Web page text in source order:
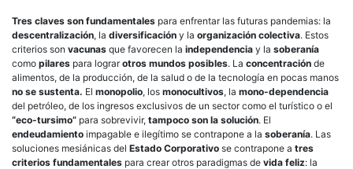
Tres claves son fundamentales para enfrentar las futuras pandemias: la
descentralización, la diversificación y la organización colectiva. Estos
criterios son vacunas que favorecen la independencia y la soberanía
como pilares para lograrotros mundos posibles. La concentración de
alimentos, de la producción, de la salud o de la tecnología en pocas manos
no se sustenta. El monopolio, los monocultivos, la mono-dependencia
del petróleo, de los ingresos exclusivos de un sector como el turístico o el
“eco-tursimo” para sobrevivir, tampoco son la solución. El
endeudamiento impagable e ilegítimo se contrapone a la soberanía. Las
soluciones mesiánicas del Estado Corporativo se contrapone a tres
criterios fundamentales para crear otros paradigmas de vida feliz: la